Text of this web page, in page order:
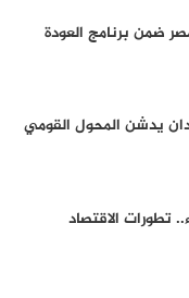
من مصر ضمن برنامج العودة
يدشن المحول القومي
تطورات الاقتصاد